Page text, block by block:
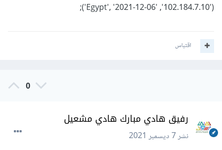
('102.184.7.10', 'Egypt', '2021-12-06');
اقتباس
0
رفيق هادي مبارك هادي مشعيل
نشر7 ديسمبر 2021